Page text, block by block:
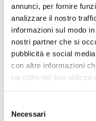
annunci, per fornire
analizzare il nostro
informazioni sul modo
nostri partner che si
pubblicità e social
con altre informazioni
raccolto dal suo utilizzo
delNecessari
MARKET NEWS
The US-China
Implications